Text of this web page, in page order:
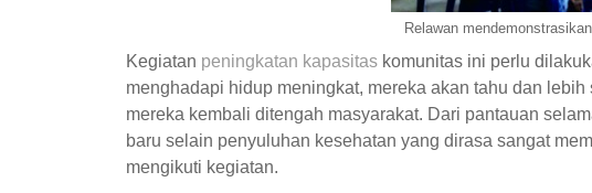
Relawan
Kegiatan peningkatan kapasitas komunitas ini perlu
menghadapi hidup meningkat, mereka akan tahu dan
mereka kembali ditengah masyarakat. Dari pantauan
baru selain penyuluhan kesehatan yang dirasa sangat
mengikuti kegiatan.